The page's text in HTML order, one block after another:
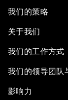
我们的策略
关于我们
我们的工作方式
我们的领导团队
影响力